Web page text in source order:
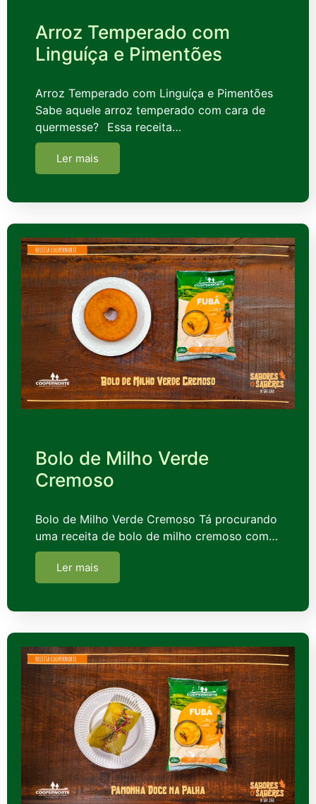
Arroz Temperado com
Linguíça e Pimentões
Arroz Temperado com Linguíça e Pimentões
Sabe aquele arroz temperado com cara de
quermesse?⠀Essa receita…
Ler mais
Bolo de Milho Verde
Cremoso
Bolo de Milho Verde Cremoso Tá procurando
uma receita de bolo de milho cremoso com…
Ler mais